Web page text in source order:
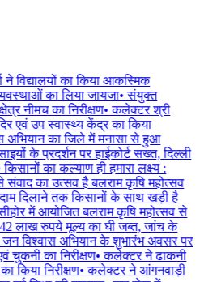
विद्यालयों का किया आकस्मिक
का लिया जायजा• संयुक्त
नीमच का निरीक्षण• कलेक्टर श्री
एवं उप स्वास्थ्य केंद्र का किया
अभियान का जिले में मनासा से हुआ
के प्रदर्शन पर हाईकोर्ट सख्त, दिल्ली
किसानों का कल्याण ही हमारा लक्ष्य :
संवाद का उत्सव है बलराम कृषि महोत्सव
दिलाने तक किसानों के साथ खड़ी है
में आयोजित बलराम कृषि महोत्सव से
लाख रुपये मूल्य का घी जब्त, जांच के
जन विश्वास अभियान के शुभारंभ अवसर पर
चुकनी का निरीक्षण• कलेक्टर ने ढाकनी
किया निरीक्षण• कलेक्टर ने आंगनवाड़ी